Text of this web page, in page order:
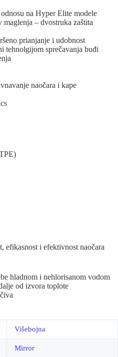
na Hyper Elite modele
– dvostruka zaštita
prianjanje i udobnost
tehnolgijom sprečavanja buđi
naočara i kape
efikasnost i efektivnost naočara
hladnom i nehlorisanom vodom
od izvora toplote
Višebojna
Mirror